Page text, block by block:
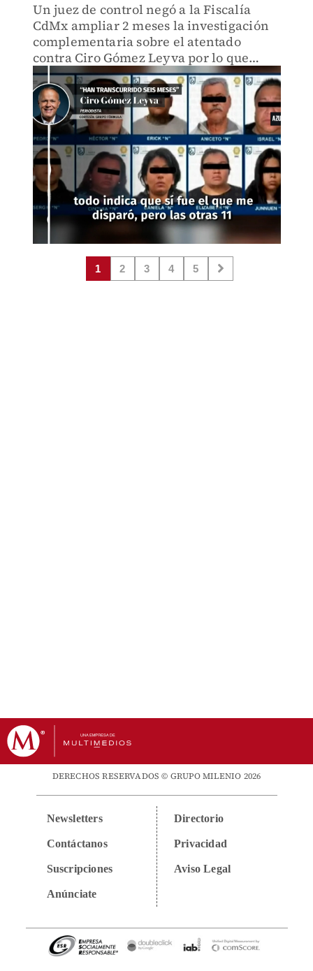
Un juez de control negó a la Fiscalía
CdMx ampliar 2 meses la investigación
complementaria sobre el atentado
contra Ciro Gómez Leyva por lo que
ordena se cierre la investigación y
presenten en 15 días la acusación contra
los imputados
1 2 3 4 5
DERECHOS RESERVADOS © GRUPO MILENIO 2026
Newsletters
Contáctanos
Suscripciones
Anúnciate
Directorio
Privacidad
Aviso Legal